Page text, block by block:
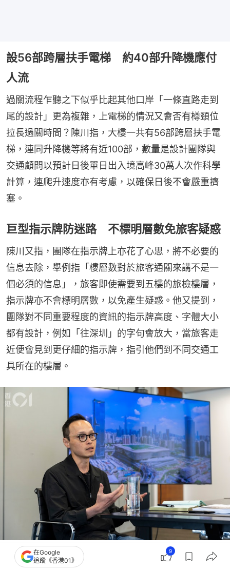
設56部跨層扶手電梯 約40部升降機應付
人流
過關流程乍聽之下似乎比起其他口岸「一條直路走到
尾的設計」更為複雜，上電梯的情況又會否有樽頸位
拉長過關時間？陳川指，大樓一共有56部跨層扶手電
梯，連同升降機等將有近100部，數量是設計團隊與
交通顧問以預計日後單日出入境高峰30萬人次作科學
計算，連爬升速度亦有考慮，以確保日後不會嚴重擠
塞。
巨型指示牌防迷路 不標明層數免旅客疑惑
陳川又指，團隊在指示牌上亦花了心思，將不必要的
信息去除，舉例指「樓層數對於旅客通關來講不是一
個必須的信息」，旅客即使需要到五樓的旅檢樓層，
指示牌亦不會標明層數，以免產生疑惑。他又提到，
團隊對不同重要程度的資訊的指示牌高度、字體大小
都有設計，例如「往深圳」的字句會放大，當旅客走
近便會見到更仔細的指示牌，指引他們到不同交通工
具所在的樓層。
建築設計公司Aedas執行董事陳川表示，新大樓的設計過程將香港的系統化思維帶
給深圳，期望未來這套高標準亦可在深圳的其他設施延續下去。（夏家朗攝）
在Google
追蹤《香港01》
9